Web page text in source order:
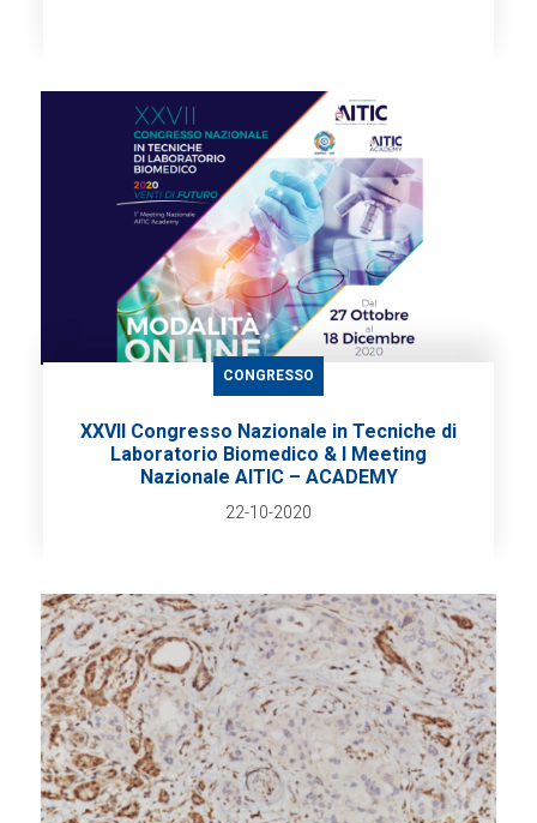
CONGRESSO
XXVII Congresso Nazionale in Tecniche di
Laboratorio Biomedico & I Meeting
Nazionale AITIC – ACADEMY
22-10-2020